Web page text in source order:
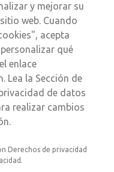
Cuenta
Registrarse
Inscribirse
en la
Vidrio
Con nuestra
la capacidad de
y mejorar su
web. Cuando
acepta
qué
enlace
Lea la Sección de
de datos
realizar cambios
Derechos de privacidad